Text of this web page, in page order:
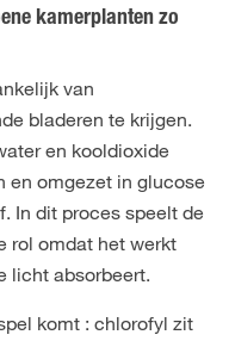
kamerplanten zo
van
bladeren te krijgen.
en kooldioxide
en omgezet in glucose
In dit proces speelt de
rol omdat het werkt
licht absorbeert.
komt : chlorofyl zit